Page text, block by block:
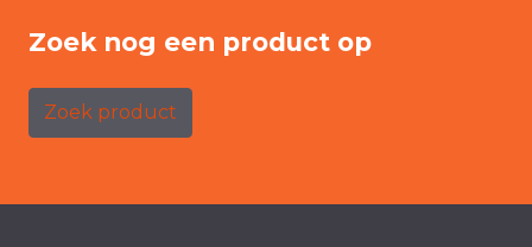
Zoek nog een product op
Zoek product